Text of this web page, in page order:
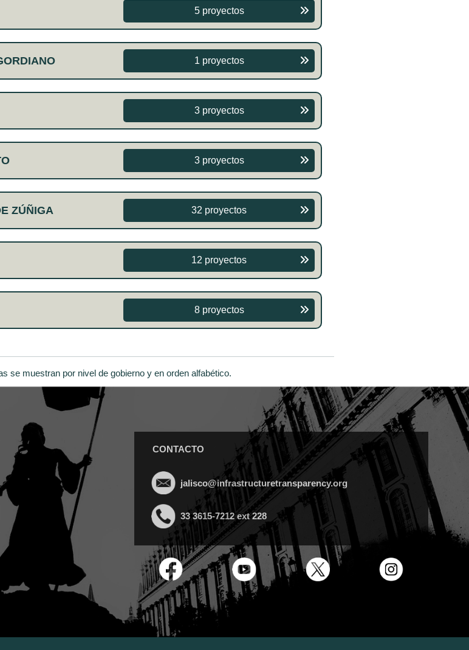
5 proyectos
1 proyectos
3 proyectos
3 proyectos
ZÚÑIGA 32 proyectos
12 proyectos
8 proyectos
se muestran por nivel de gobierno y en orden alfabético.
CONTACTO
jalisco@infrastructuretransparency.org
33 3615-7212 ext 228